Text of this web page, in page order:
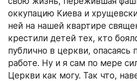
оккупацию Киева и
ней на нашей квартире
крестили детей тех, кто
публично в церкви, опасаясь
работе. Ну и я сам по мере
Церкви как могу. Так что,